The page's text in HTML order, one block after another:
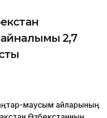
2,7
маусым айларының